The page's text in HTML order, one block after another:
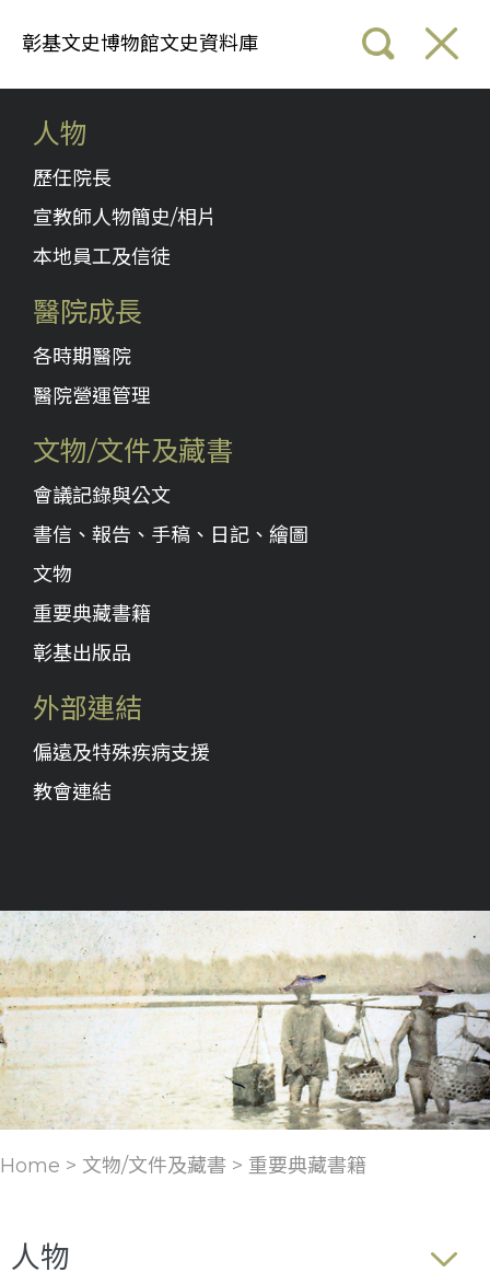
彰基文史博物館文史資料庫
人物
歷任院長
宣教師人物簡史/相片
本地員工及信徒
醫院成長
各時期醫院
醫院營運管理
文物/文件及藏書
會議記錄與公文
書信、報告、手稿、日記、繪圖
文物
重要典藏書籍
彰基出版品
外部連結
偏遠及特殊疾病支援
教會連結
Home > 文物/文件及藏書 > 重要典藏書籍
人物